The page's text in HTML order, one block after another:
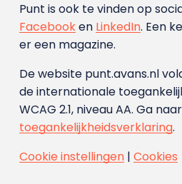
Punt is ook te vinden op
Facebooken LinkedIn. Een
er een magazine.
De website punt.avans.nl
de internationale
WCAG 2.1, niveau AA. Ga
toegankelijkheidsverklaring.
Cookie instellingen| Cookies